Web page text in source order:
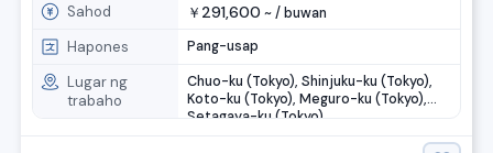
Sahod ￥ 291,600 ~ /buwan
Hapones Pang-usap
Lugar ng
trabaho
Chuo-ku (Tokyo), Shinjuku-ku (Tokyo),
Koto-ku (Tokyo), Meguro-ku (Tokyo),
Setagaya-ku (Tokyo), ....